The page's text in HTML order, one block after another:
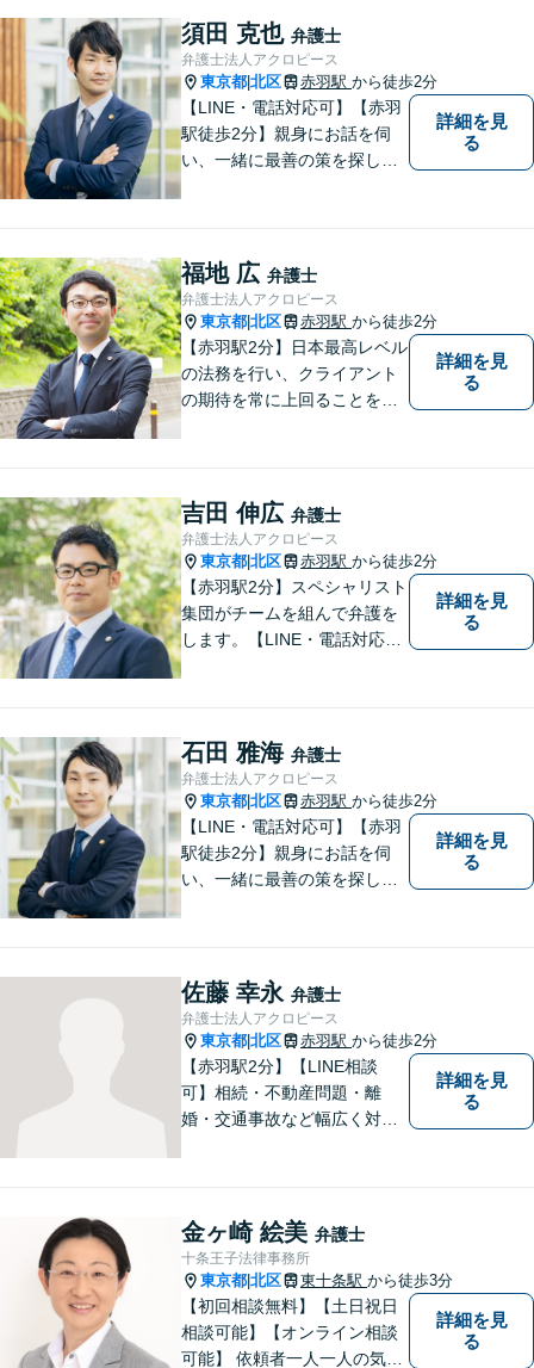
を伺い、相談予約をご案内。
「有利な条件で解決したい」
と強い要望がある方はご相談
ください。
須田 克也 弁護士
弁護士法人アクロピース
東京都 北区 赤羽駅 から徒歩2分
【LINE・電話対応可】【赤羽
駅徒歩2分】親身にお話を伺
い、一緒に最善の策を探しま
護をします。他士業との連携
あり【初回面談無料】
詳細を見
る
福地 広 弁護士
弁護士法人アクロピース
東京都 北区 赤羽駅 から徒歩2分
【赤羽駅2分】日本最高レベル
の法務を行い、クライアント
の期待を常に上回ることを使
最高のピースになるために精
一杯の努力をしていきます。
詳細を見
る
吉田 伸広 弁護士
弁護士法人アクロピース
東京都 北区 赤羽駅 から徒歩2分
【赤羽駅2分】スペシャリスト
集団がチームを組んで弁護を
します。【LINE・電話対応
スはあなたの味方です！他士
業との連携あり。
詳細を見
る
石田 雅海 弁護士
弁護士法人アクロピース
東京都 北区 赤羽駅 から徒歩2分
【LINE・電話対応可】【赤羽
駅徒歩2分】親身にお話を伺
い、一緒に最善の策を探しま
護をします。他士業との連携
あり【初回面談無料】
詳細を見
る
佐藤 幸永 弁護士
弁護士法人アクロピース
東京都 北区 赤羽駅 から徒歩2分
【赤羽駅2分】【LINE相談
可】相続・不動産問題・離
婚・交通事故など幅広く対
ような内容でもお気軽にご相
談ください。【24時間問い合
わせ受付中】
詳細を見
る
金ヶ崎 絵美 弁護士
十条王子法律事務所
東京都 北区 東十条駅 から徒歩3分
【初回相談無料】【土日祝日
相談可能】【オンライン相談
可能】 依頼者一人一人の気持
詳細を見
る